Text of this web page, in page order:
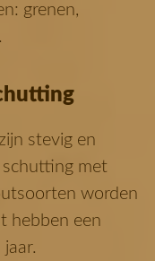
grenen,
.
stevig en
schutting met
worden
hebben een